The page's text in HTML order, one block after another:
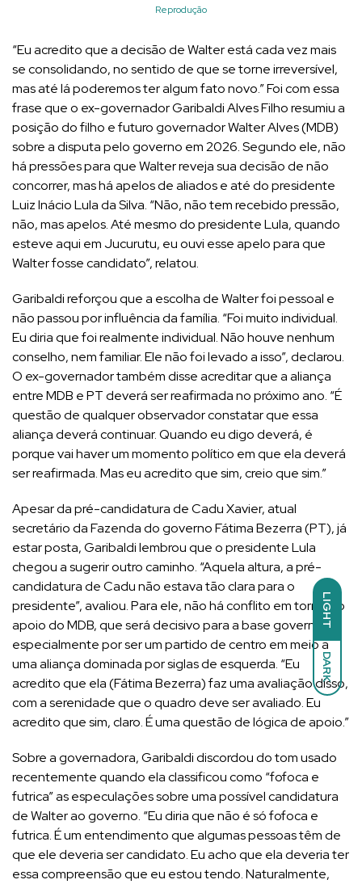
LIGHT
DARK
Reprodução
“Eu acredito que a decisão de Walter está cada vez mais
se consolidando, no sentido de que se torne irreversível,
mas até lá poderemos ter algum fato novo.” Foi com essa
frase que o ex-governador Garibaldi Alves Filho resumiu a
posição do filho e futuro governador Walter Alves (MDB)
sobre a disputa pelo governo em 2026. Segundo ele, não
há pressões para que Walter reveja sua decisão de não
concorrer, mas há apelos de aliados e até do presidente
Luiz Inácio Lula da Silva. “Não, não tem recebido pressão,
não, mas apelos. Até mesmo do presidente Lula, quando
esteve aqui em Jucurutu, eu ouvi esse apelo para que
Walter fosse candidato”, relatou.
Garibaldi reforçou que a escolha de Walter foi pessoal e
não passou por influência da família. “Foi muito individual.
Eu diria que foi realmente individual. Não houve nenhum
conselho, nem familiar. Ele não foi levado a isso”, declarou.
O ex-governador também disse acreditar que a aliança
entre MDB e PT deverá ser reafirmada no próximo ano. “É
questão de qualquer observador constatar que essa
aliança deverá continuar. Quando eu digo deverá, é
porque vai haver um momento político em que ela deverá
ser reafirmada. Mas eu acredito que sim, creio que sim.”
Apesar da pré-candidatura de Cadu Xavier, atual
secretário da Fazenda do governo Fátima Bezerra (PT), já
estar posta, Garibaldi lembrou que o presidente Lula
chegou a sugerir outro caminho. “Aquela altura, a pré-
candidatura de Cadu não estava tão clara para o
presidente”, avaliou. Para ele, não há conflito em torno do
apoio do MDB, que será decisivo para a base governista,
especialmente por ser um partido de centro em meio a
uma aliança dominada por siglas de esquerda. “Eu
acredito que ela (Fátima Bezerra) faz uma avaliação disso,
com a serenidade que o quadro deve ser avaliado. Eu
acredito que sim, claro. É uma questão de lógica de apoio.”
Sobre a governadora, Garibaldi discordou do tom usado
recentemente quando ela classificou como “fofoca e
futrica” as especulações sobre uma possível candidatura
de Walter ao governo. “Eu diria que não é só fofoca e
futrica. É um entendimento que algumas pessoas têm de
que ele deveria ser candidato. Eu acho que ela deveria ter
essa compreensão que eu estou tendo. Naturalmente,